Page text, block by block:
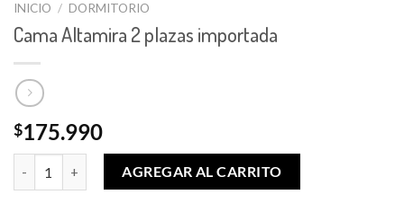
INICIO / DORMITORIO
Cama Altamira 2 plazas importada
$175.990
Cama Altamira 2 plazas importada cantidad
AGREGAR AL CARRITO